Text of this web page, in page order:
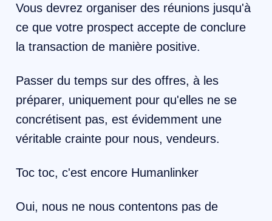
Vous devrez organiser des réunions jusqu'à
ce que votre prospect accepte de conclure
la transaction de manière positive.
Passer du temps sur des offres, à les
préparer, uniquement pour qu'elles ne se
concrétisent pas, est évidemment une
véritable crainte pour nous, vendeurs.
Toc toc, c'est encore Humanlinker
Oui, nous ne nous contentons pas de